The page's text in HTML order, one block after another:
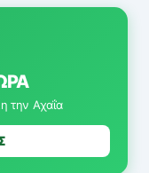
την Αχαΐα